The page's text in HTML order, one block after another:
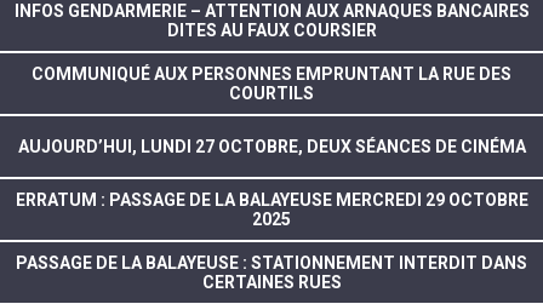
INFOS GENDARMERIE – ATTENTION AUX ARNAQUES BANCAIRES
DITES AU FAUX COURSIER
COMMUNIQUÉ AUX PERSONNES EMPRUNTANT LA RUE DES
COURTILS
AUJOURD’HUI, LUNDI 27 OCTOBRE, DEUX SÉANCES DE CINÉMA
ERRATUM : PASSAGE DE LA BALAYEUSE MERCREDI 29 OCTOBRE
2025
PASSAGE DE LA BALAYEUSE : STATIONNEMENT INTERDIT DANS
CERTAINES RUES